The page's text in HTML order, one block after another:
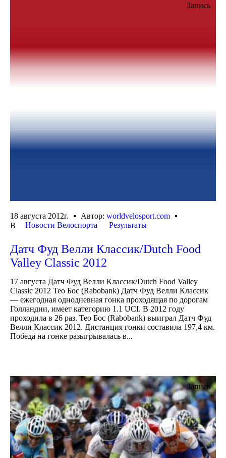
Запись
18 августа 2012г. Автор: worldvelosport.com
В
Новости Велоспорта Результаты
Датч Фуд Велли Классик/Dutch Food
Valley Classic 2012
17 августа Датч Фуд Велли Классик/Dutch Food Valley
Classic 2012 Тео Бос (Rabobank) Датч Фуд Велли Классик
— ежегодная однодневная гонка проходящая по дорогам
Голландии, имеет категорию 1.1 UCI. В 2012 году
проходила в 26 раз. Тео Бос (Rabobank) выиграл Датч Фуд
Велли Классик 2012. Дистанция гонки составила 197,4 км.
Победа на гонке разыгрывалась в...
Запись